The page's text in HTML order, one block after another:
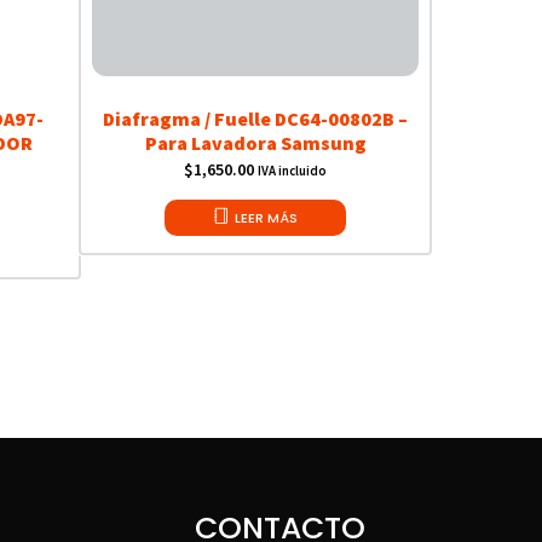
Diafragma / Fuelle DC64-00802B –
Para Lavadora Samsung
$1,650.00 IVA incluido
LEER MÁS
CONTACTO